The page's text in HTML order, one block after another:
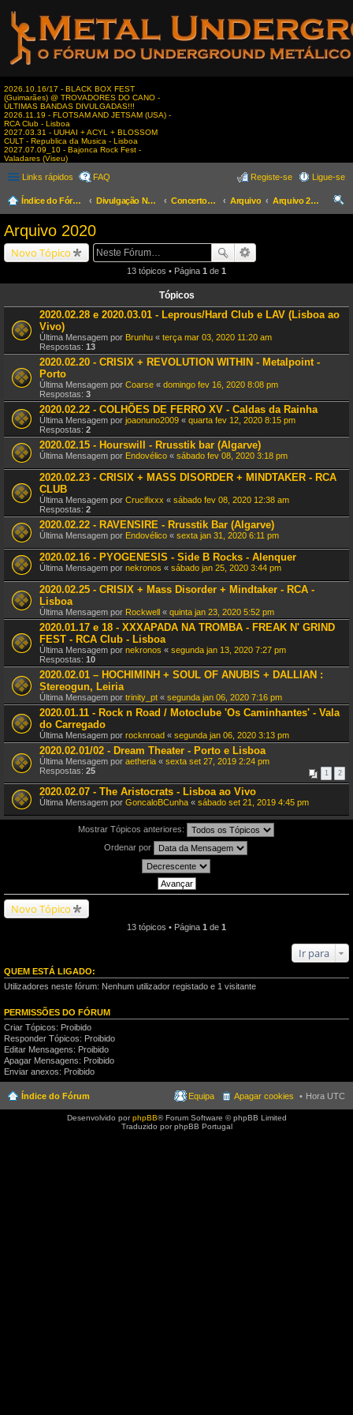
2026.10.16/17 - BLACK BOX FEST
(Guimarães) @ TROVADORES DO CANO -
ÚLTIMAS BANDAS DIVULGADAS!!!
2026.11.19 - FLOTSAM AND JETSAM (USA) -
RCA Club - Lisboa
2027.03.31 - UUHAI + ACYL + BLOSSOM
CULT - Republica da Musica - Lisboa
2027.07.09_10 - Bajonca Rock Fest -
Valadares (Viseu)
Links rápidos FAQ Ligue-se
Registe-se
Índice do Fórum Divulgação Nacional Concertos & Eventos Arquivo
Arquivo 2020
Arquivo 2020
Novo Tópico
13 tópicos • Página 1 de 1
Tópicos
2020.02.28 e 2020.03.01 - Leprous/Hard Club e LAV (Lisboa ao
Vivo)
Última Mensagem por Brunhu « terça mar 03, 2020 11:20 am
Respostas: 13
2020.02.20 - CRISIX + REVOLUTION WITHIN - Metalpoint -
Porto
Última Mensagem por Coarse « domingo fev 16, 2020 8:08 pm
Respostas: 3
2020.02.22 - COLHÕES DE FERRO XV - Caldas da Rainha
Última Mensagem por joaonuno2009 « quarta fev 12, 2020 8:15 pm
Respostas: 2
2020.02.15 - Hourswill - Rrusstik bar (Algarve)
Última Mensagem por Endovélico « sábado fev 08, 2020 3:18 pm
2020.02.23 - CRISIX + MASS DISORDER + MINDTAKER - RCA
CLUB
Última Mensagem por Crucifixxx « sábado fev 08, 2020 12:38 am
Respostas: 2
2020.02.22 - RAVENSIRE - Rrusstik Bar (Algarve)
Última Mensagem por Endovélico « sexta jan 31, 2020 6:11 pm
2020.02.16 - PYOGENESIS - Side B Rocks - Alenquer
Última Mensagem por nekronos « sábado jan 25, 2020 3:44 pm
2020.02.25 - CRISIX + Mass Disorder + Mindtaker - RCA -
Lisboa
Última Mensagem por Rockwell « quinta jan 23, 2020 5:52 pm
2020.01.17 e 18 - XXXAPADA NA TROMBA - FREAK N' GRIND
FEST - RCA Club - Lisboa
Última Mensagem por nekronos « segunda jan 13, 2020 7:27 pm
Respostas: 10
2020.02.01 – HOCHIMINH + SOUL OF ANUBIS + DALLIAN :
Stereogun, Leiria
Última Mensagem por trinity_pt « segunda jan 06, 2020 7:16 pm
2020.01.11 - Rock n Road / Motoclube 'Os Caminhantes' - Vala
do Carregado
Última Mensagem por rocknroad « segunda jan 06, 2020 3:13 pm
2020.02.01/02 - Dream Theater - Porto e Lisboa
Última Mensagem por aetheria « sexta set 27, 2019 2:24 pm
Respostas: 25 1 2
2020.02.07 - The Aristocrats - Lisboa ao Vivo
Última Mensagem por GoncaloBCunha « sábado set 21, 2019 4:45 pm
Mostrar Tópicos anteriores:
Ordenar por
Novo Tópico
13 tópicos • Página 1 de 1
Ir para
QUEM ESTÁ LIGADO:
Utilizadores neste fórum: Nenhum utilizador registado e 1 visitante
PERMISSÕES DO FÓRUM
Criar Tópicos: Proibido
Responder Tópicos: Proibido
Editar Mensagens: Proibido
Apagar Mensagens: Proibido
Enviar anexos: Proibido
Índice do Fórum Hora UTC
Apagar cookies
Equipa
Desenvolvido porphpBB® Forum Software © phpBB Limited
Traduzido por phpBB Portugal